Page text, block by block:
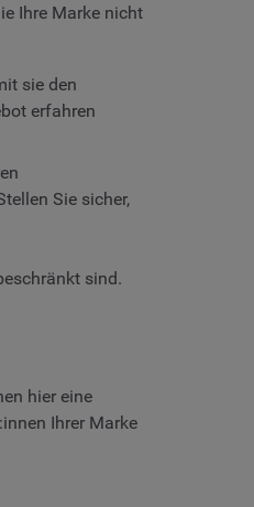
Ihre Marke nicht
sie den
erfahren
Sie sicher,
sind.
hier eine
Ihrer Marke